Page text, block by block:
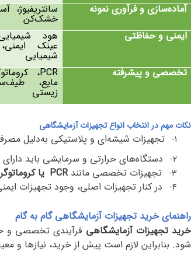
آماده‌سازی و فرآوری نمونه سانتریفیوژ،
خشک‌کن
ایمنی و حفاظتی
هود
عینک
شیمیایی
تخصصی و پیشرفته PCR،
مایع،
زیستی
نکات مهم در انتخاب انواع تجهیزات آزمایشگاهی
1-
تجهیزات شیشه‌ای و پلاستیکی به‌دلیل مصرف
2- دستگاه‌های حرارتی و سرمایشی باید
3- تجهیزات تخصصی مانندPCR یا
4- در کنار تجهیزات اصلی، وجود تجهیزات
راهنمای خرید تجهیزات آزمایشگاهی گام‌ به ‌گام
خرید تجهیزات آزمایشگاهی فرآیندی تخصصی و
شود. بنابراین لازم است پیش از خرید، نیازها